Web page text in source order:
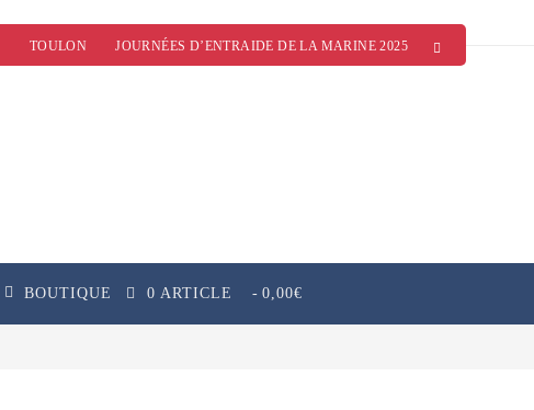
TOULON JOURNÉES D’ENTRAIDE DE LA MARINE 2025
BOUTIQUE 0 ARTICLE 0,00€